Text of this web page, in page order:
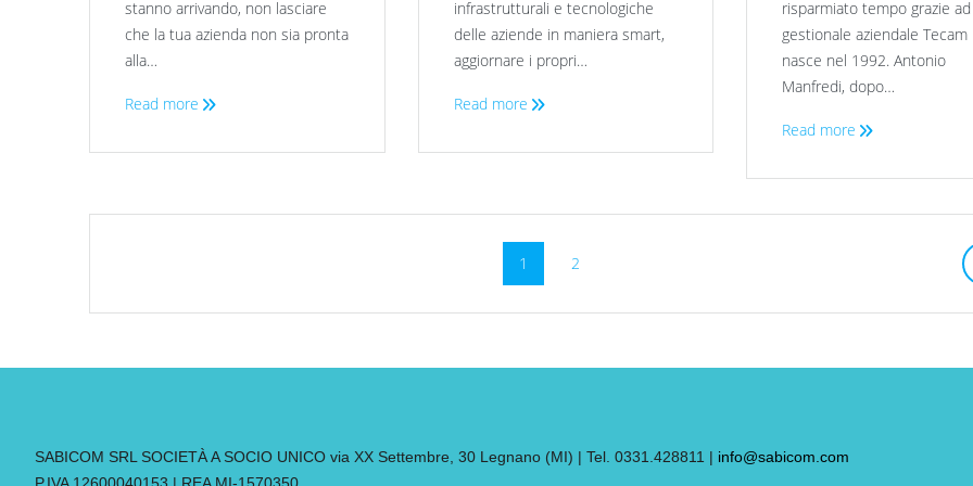
stanno arrivando, non lasciare
che la tua azienda non sia pronta
alla…
Read more
infrastrutturali e tecnologiche
delle aziende in maniera smart,
aggiornare i propri…
Read more
risparmiato tempo grazie
gestionale aziendale Tecam
nasce nel 1992. Antonio
Manfredi, dopo…
Read more
1 2
SABICOM SRL SOCIETÀ A SOCIO UNICO via XX Settembre, 30 Legnano (MI) | Tel. 0331.428811 | info@sabicom.com